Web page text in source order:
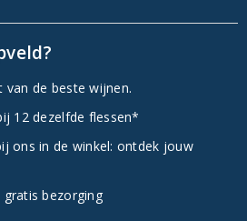
van de beste wijnen.
12 dezelfde flessen*
ons in de winkel: ontdek jouw
bezorging